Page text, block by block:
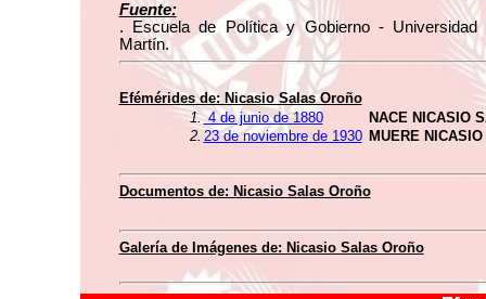
Fuente:
. Escuela de Política y Gobierno - Universidad
Martín.
Efémérides de: Nicasio Salas Oroño
1.4 de junio de 1880
NACE NICASIO
2. 23 de noviembre de 1930 MUERE
Documentos de: Nicasio Salas Oroño
Galería de Imágenes de: Nicasio Salas Oroño